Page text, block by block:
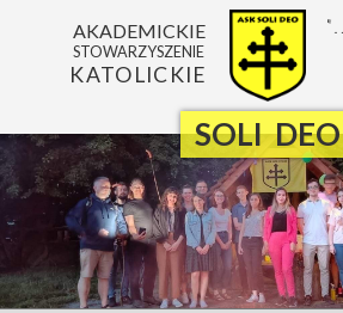
SOLI DEO
AKADEMICKIE
STOWARZYSZENIE
KATOLICKIE